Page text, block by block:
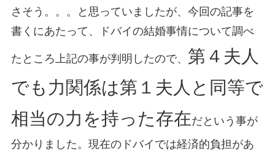
さそう。。。と思っていましたが、今回の記事を
書くにあたって、ドバイの結婚事情について調べ
たところ上記の事が判明したので、 第４夫人
でも力関係は第１夫人と同等で
相当の力を持った存在だという事が
分かりました。現在のドバイでは経済的負担があ